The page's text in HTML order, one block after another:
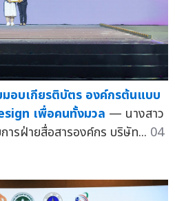
อบเกียรติบัตร องค์กรต้นแบบ
เพื่อคนทั้งมวล — นางสาว
รฝ่ายสื่อสารองค์กร บริษัท... 04